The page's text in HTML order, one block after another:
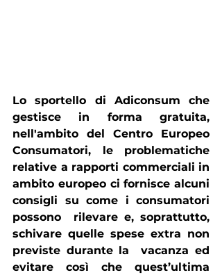
Lo sportello di Adiconsum che
gestisce in forma gratuita,
nell'ambito del Centro Europeo
Consumatori, le problematiche
relative a rapporti commerciali in
ambito europeo ci fornisce alcuni
consigli su come i consumatori
possono  rilevare e, soprattutto,
schivare quelle spese extra non
previste durante la  vacanza ed
evitare così che quest’ultima